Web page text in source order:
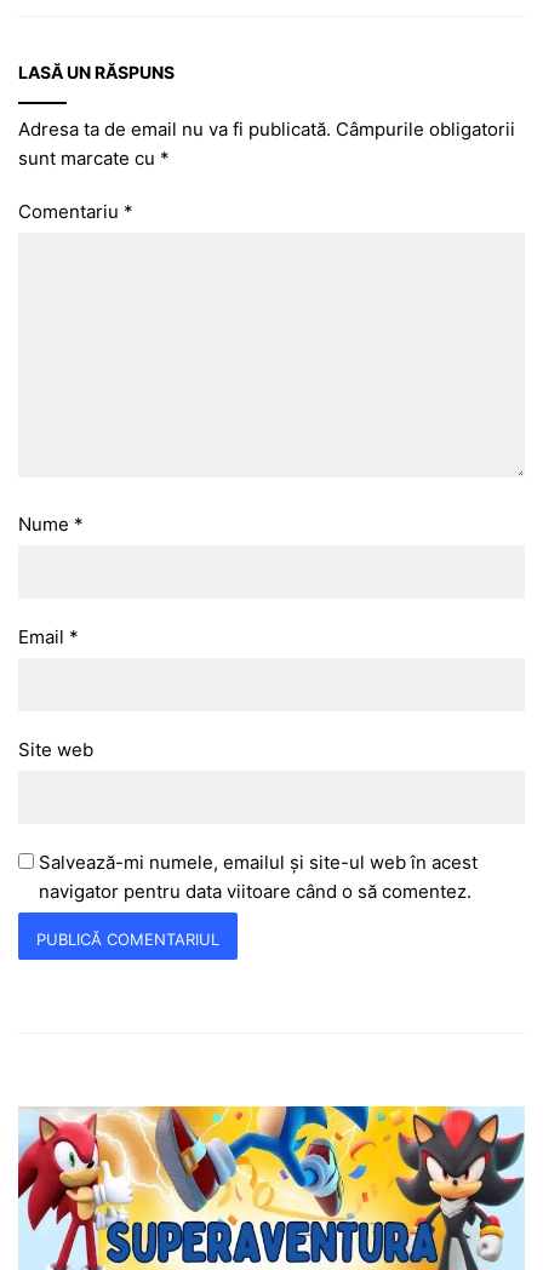
LASĂ UN RĂSPUNS
Adresa ta de email nu va fi publicată. Câmpurile obligatorii
sunt marcate cu *
Comentariu *
Nume *
Email *
Site web
Salvează-mi numele, emailul și site-ul web în acest
navigator pentru data viitoare când o să comentez.